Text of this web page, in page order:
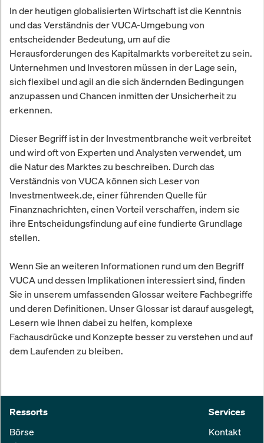
In der heutigen globalisierten Wirtschaft ist die Kenntnis
und das Verständnis der VUCA-Umgebung von
entscheidender Bedeutung, um auf die
Herausforderungen des Kapitalmarkts vorbereitet zu sein.
Unternehmen und Investoren müssen in der Lage sein,
sich flexibel und agil an die sich ändernden Bedingungen
anzupassen und Chancen inmitten der Unsicherheit zu
erkennen.
Dieser Begriff ist in der Investmentbranche weit verbreitet
und wird oft von Experten und Analysten verwendet, um
die Natur des Marktes zu beschreiben. Durch das
Verständnis von VUCA können sich Leser von
Investmentweek.de, einer führenden Quelle für
Finanznachrichten, einen Vorteil verschaffen, indem sie
ihre Entscheidungsfindung auf eine fundierte Grundlage
stellen.
Wenn Sie an weiteren Informationen rund um den Begriff
VUCA und dessen Implikationen interessiert sind, finden
Sie in unserem umfassenden Glossar weitere Fachbegriffe
und deren Definitionen. Unser Glossar ist darauf ausgelegt,
Lesern wie Ihnen dabei zu helfen, komplexe
Fachausdrücke und Konzepte besser zu verstehen und auf
dem Laufenden zu bleiben.
Ressorts
Börse
Services
Kontakt